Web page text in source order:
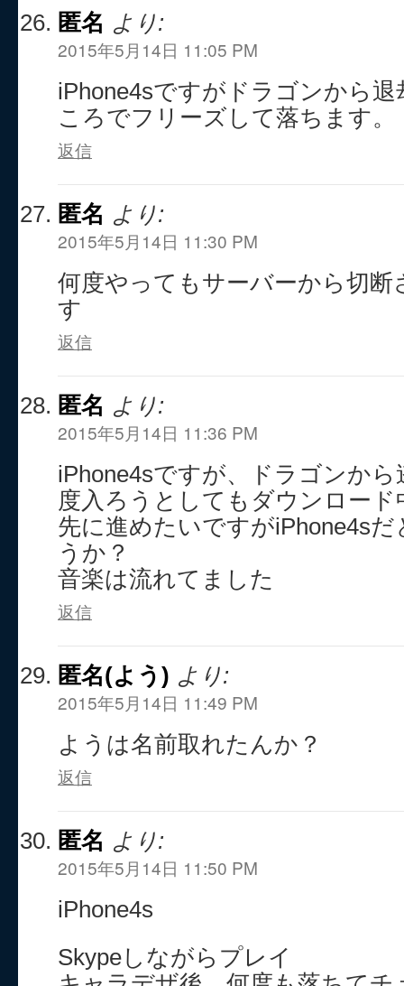
匿名 より:
2015年5月14日 11:05 PM
iPhone4sですがドラゴンから
ころでフリーズして落ちます。
返信
匿名 より:
2015年5月14日 11:30 PM
何度やってもサーバーから切
す
返信
匿名 より:
2015年5月14日 11:36 PM
iPhone4sですが、ドラゴンか
度入ろうとしてもダウンロー
先に進めたいですがiPhone4s
うか？
音楽は流れてました
返信
匿名(よう) より:
2015年5月14日 11:49 PM
ようは名前取れたんか？
返信
匿名 より:
2015年5月14日 11:50 PM
iPhone4s
Skypeしながらプレイ